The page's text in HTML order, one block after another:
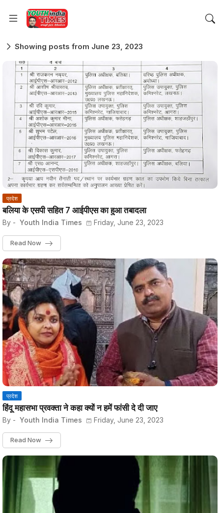
Showing posts from June 23, 2023
प्रदेश
बलिया के एसपी सहित 7 आईपीएस का हुआ तबादला
By - Youth India Times Friday, June 23, 2023
Read Now
प्रदेश
हिंदू महासभा प्रवक्ता ने कहा क्यों न हमें फांसी दे दी जाए
By - Youth India Times Friday, June 23, 2023
Read Now